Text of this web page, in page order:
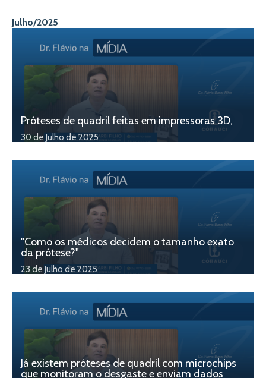
Julho/2025
Próteses de quadril feitas em impressoras 3D,
30 de Julho de 2025
"Como os médicos decidem o tamanho exato
da prótese?"
23 de Julho de 2025
Já existem próteses de quadril com microchips
que monitoram o desgaste e enviam dados